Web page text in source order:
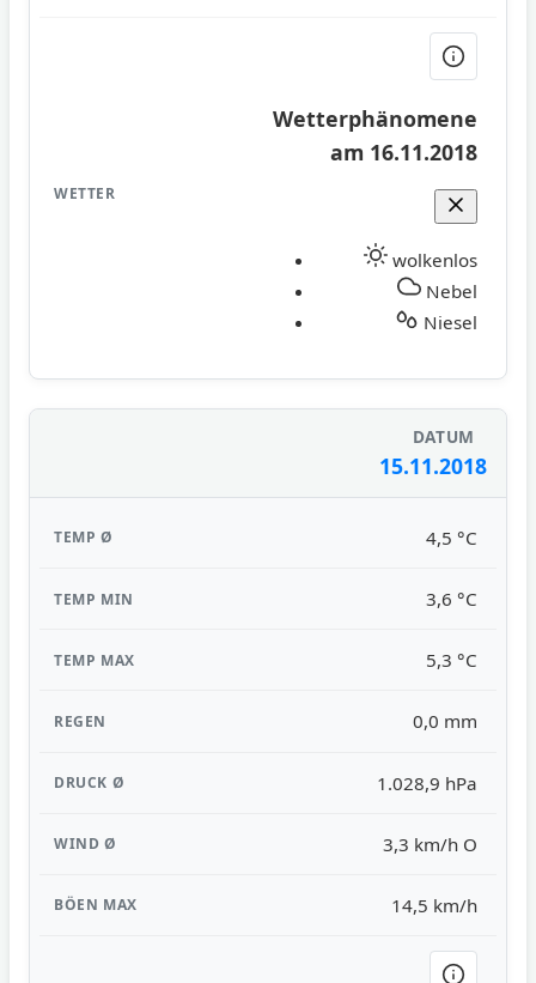
Wetterphänomene
am 16.11.2018
wolkenlos
Nebel
Niesel
15.11.2018
4,5 °C
3,6 °C
5,3 °C
0,0 mm
1.028,9 hPa
3,3 km/h O
14,5 km/h